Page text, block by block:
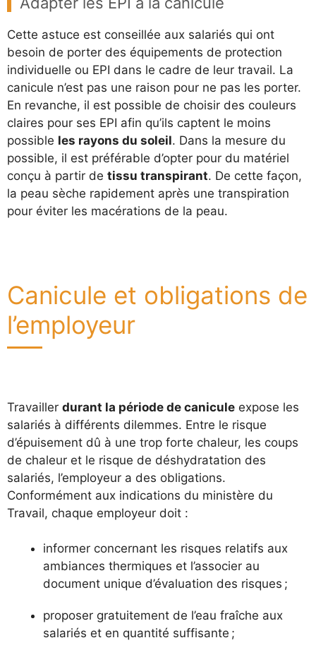
Cette astuce est conseillée aux salariés qui ont
besoin de porter des équipements de protection
individuelle ou EPI dans le cadre de leur travail. La
canicule n’est pas une raison pour ne pas les porter.
En revanche, il est possible de choisir des couleurs
claires pour ses EPI afin qu’ils captent le moins
possible les rayons du soleil. Dans la mesure du
possible, il est préférable d’opter pour du matériel
conçu à partir de tissu transpirant. De cette façon,
la peau sèche rapidement après une transpiration
pour éviter les macérations de la peau.
Canicule et obligations de
l’employeur
Travailler durant la période de canicule expose les
salariés à différents dilemmes. Entre le risque
d’épuisement dû à une trop forte chaleur, les coups
de chaleur et le risque de déshydratation des
salariés, l’employeur a des obligations.
Conformément aux indications du ministère du
Travail, chaque employeur doit :
informer concernant les risques relatifs aux
ambiances thermiques et l’associer au
document unique d’évaluation des risques ;
proposer gratuitement de l’eau fraîche aux
salariés et en quantité suffisante ;